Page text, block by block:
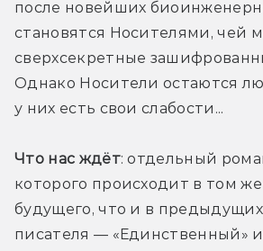
после новейших
становятся Носителями, чей
сверхсекретные
Однако Носители остаются
у них есть свои слабости...
Что нас ждёт: отдельный
которого происходит в том
будущего, что и в
писателя — «Единственный»